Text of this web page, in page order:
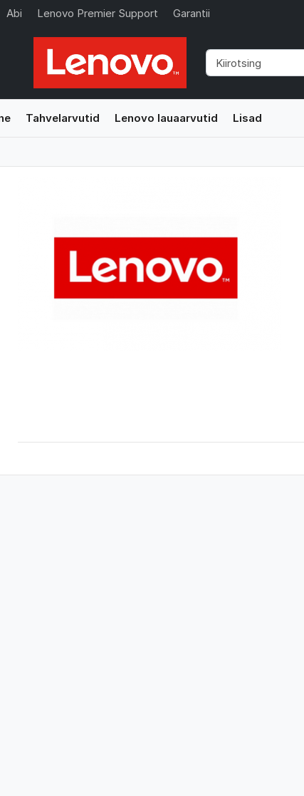
Abi Lenovo Premier Support Garantii
Tahvelarvutid Lenovo lauaarvutid Lisad